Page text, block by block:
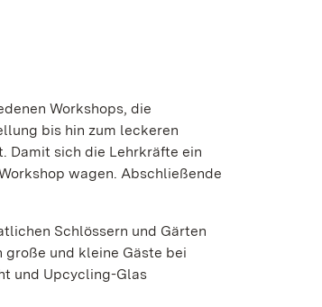
Workshops, die
bis hin zum leckeren
Damit sich die Lehrkräfte ein
wagen. Abschließende
Schlössern und Gärten
und kleine Gäste bei
und Upcycling-Glas